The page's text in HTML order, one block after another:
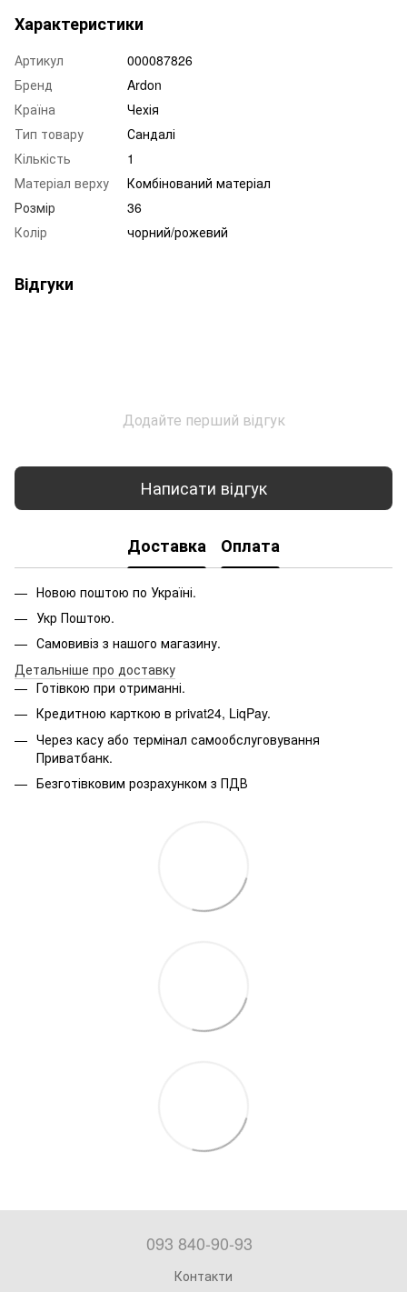
Характеристики
Артикул
000087826
Бренд
Ardon
Країна
Чехія
Тип товару
Сандалі
Кількість
1
Матеріал верху
Комбінований матеріал
Розмір
36
Колір
чорний/рожевий
Відгуки
Додайте перший відгук
Написати відгук
Доставка Оплата
Новою поштою по Україні.
Укр Поштою.
Самовивіз з нашого магазину.
Детальніше про доставку
Готівкою при отриманні.
Кредитною карткою в privat24, LiqPay.
Через касу або термінал самообслуговування
Приватбанк.
Безготівковим розрахунком з ПДВ
093 840-90-93
Контакти